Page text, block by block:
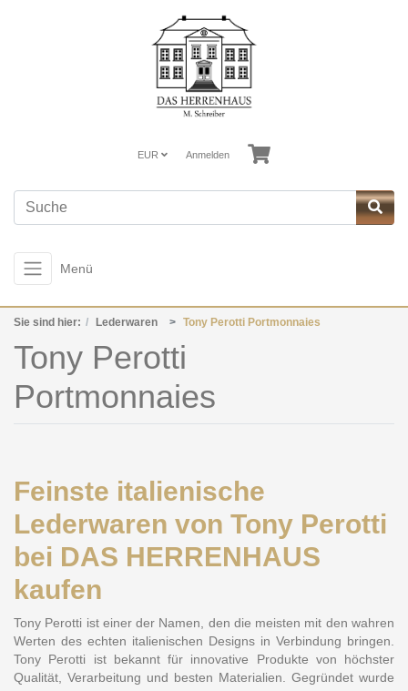
EUR Anmelden
Menü
Sie sind hier: Lederwaren Tony Perotti Portmonnaies
Tony Perotti
Portmonnaies
Feinste italienische
Lederwaren von Tony Perotti
bei DAS HERRENHAUS
kaufen
Tony Perotti ist einer der Namen, den die meisten mit den wahren
Werten des echten italienischen Designs in Verbindung bringen.
Tony Perotti ist bekannt für innovative Produkte von höchster
Qualität, Verarbeitung und besten Materialien. Gegründet wurde